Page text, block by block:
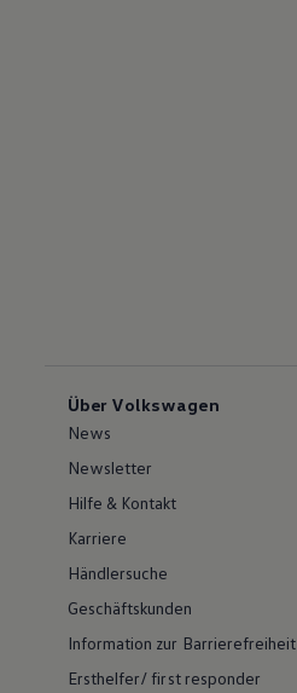
Über Volkswagen
News
Newsletter
Hilfe & Kontakt
Karriere
Händlersuche
Geschäftskunden
Information zur Barrierefreiheit
Ersthelfer/ first responder